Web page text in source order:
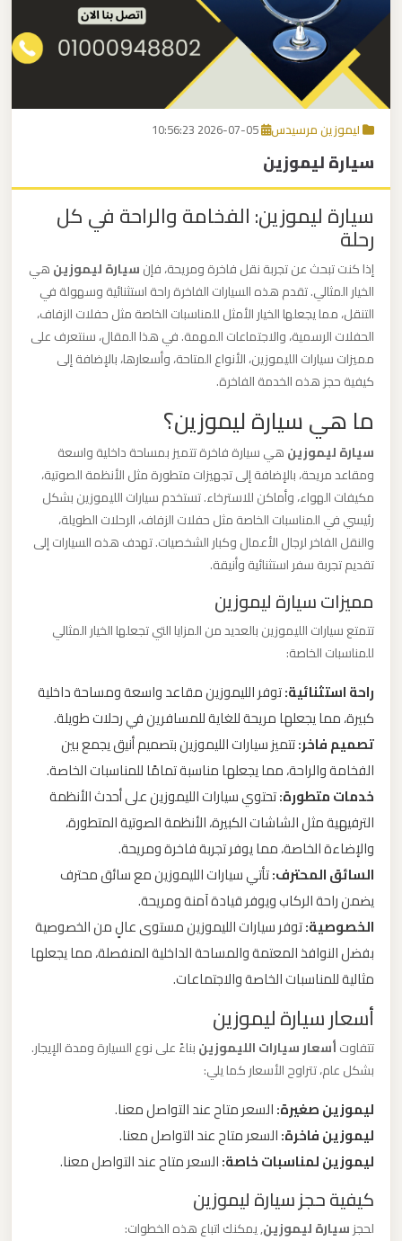
اتصل بنا
EN
ليموزين مرسيدس
سيارة ليموزين
سيارة ليموزين: الفخامة والراحة في كل
رحلة
إذا كنت تبحث عن تجربة نقل فاخرة ومريحة، فإنسيارة ليموزينهي
الخيار المثالي. تقدم هذه السيارات الفاخرة راحة استثنائية وسهولة في
التنقل، مما يجعلها الخيار الأمثل للمناسبات الخاصة مثل حفلات الزفاف،
الحفلات الرسمية، والاجتماعات المهمة. في هذا المقال، سنتعرف على
مميزات سيارات الليموزين، الأنواع المتاحة، وأسعارها، بالإضافة إلى
كيفية حجز هذه الخدمة الفاخرة.
ما هي سيارة ليموزين؟
سيارة ليموزينهي سيارة فاخرة تتميز بمساحة داخلية واسعة
ومقاعد مريحة، بالإضافة إلى تجهيزات متطورة مثل الأنظمة الصوتية،
مكيفات الهواء، وأماكن للاسترخاء. تستخدم سيارات الليموزين بشكل
رئيسي في المناسبات الخاصة مثل حفلات الزفاف، الرحلات الطويلة،
والنقل الفاخر لرجال الأعمال وكبار الشخصيات. تهدف هذه السيارات إلى
تقديم تجربة سفر استثنائية وأنيقة.
مميزات سيارة ليموزين
تتمتع سيارات الليموزين بالعديد من المزايا التي تجعلها الخيار المثالي
للمناسبات الخاصة:
راحة استثنائية:توفر الليموزين مقاعد واسعة ومساحة داخلية
كبيرة، مما يجعلها مريحة للغاية للمسافرين في رحلات طويلة.
تصميم فاخر:تتميز سيارات الليموزين بتصميم أنيق يجمع بين
الفخامة والراحة، مما يجعلها مناسبة تمامًا للمناسبات الخاصة.
خدمات متطورة:تحتوي سيارات الليموزين على أحدث الأنظمة
الترفيهية مثل الشاشات الكبيرة، الأنظمة الصوتية المتطورة،
والإضاءة الخاصة، مما يوفر تجربة فاخرة ومريحة.
السائق المحترف:تأتي سيارات الليموزين مع سائق محترف
يضمن راحة الركاب ويوفر قيادة آمنة ومريحة.
الخصوصية:توفر سيارات الليموزين مستوى عالٍ من الخصوصية
بفضل النوافذ المعتمة والمساحة الداخلية المنفصلة، مما يجعلها
مثالية للمناسبات الخاصة والاجتماعات.
أسعار سيارة ليموزين
تتفاوتأسعار سيارات الليموزينبناءً على نوع السيارة ومدة الإيجار.
بشكل عام، تتراوح الأسعار كما يلي:
ليموزين صغيرة:السعر متاح عند التواصل معنا.
ليموزين فاخرة:السعر متاح عند التواصل معنا.
ليموزين لمناسبات خاصة:السعر متاح عند التواصل معنا.
كيفية حجز سيارة ليموزين
لحجزسيارة ليموزين, يمكنك اتباع هذه الخطوات:
برج
العرب
القاهرة
مكاتب
ليموزين
الاسكندرية
مطار
القاهرة
ليموزين
ليموزين
نويبع
ليموزين
مطار
العرب
الساحل
الشمالي
ليموزين
مطار
العرب
القاهرة
ليموزين
مطار
العرب
ليموزين
مطار
القاهرة
ليموزين
القاهرة
للاسكندرية